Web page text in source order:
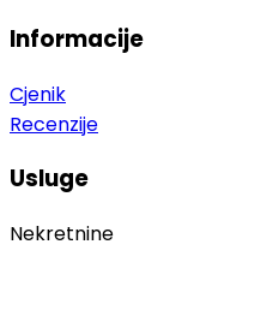
Informacije
Cjenik
Recenzije
Usluge
Nekretnine